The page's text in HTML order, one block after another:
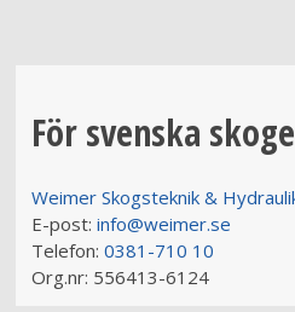
För svenska
Weimer Skogsteknik &
E-post: info@weimer.se
Telefon: 0381-710 10
Org.nr: 556413-6124